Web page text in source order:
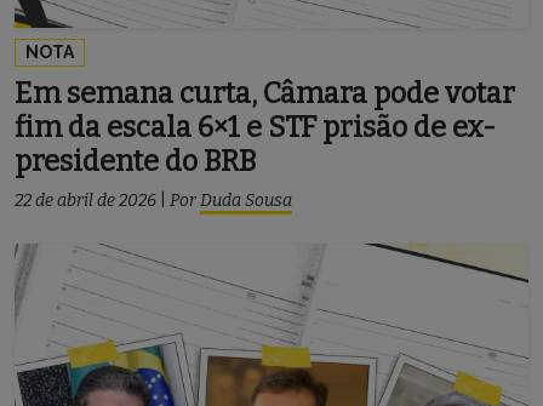
NOTA
Em semana curta, Câmara pode votar
fim da escala 6×1 e STF prisão de ex-
presidente do BRB
22 de abril de 2026 PorDuda Sousa